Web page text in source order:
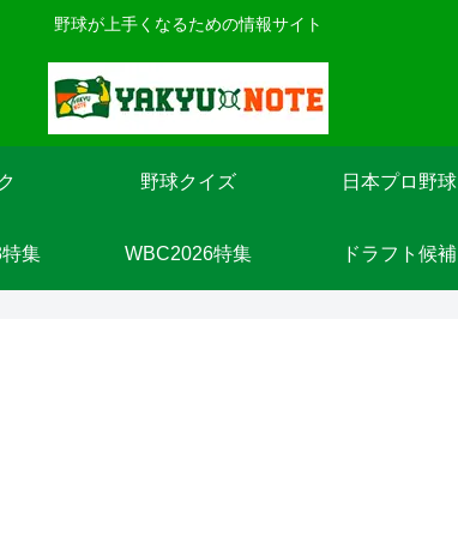
野球が上手くなるための情報サイト
野球クイズ 日本プロ野球
集 WBC2026特集 ドラフト候補